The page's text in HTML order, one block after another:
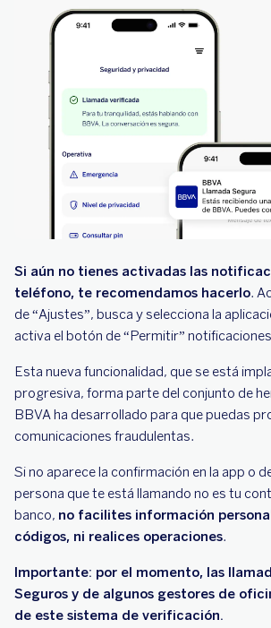
Si aún no tienes activadas las
teléfono, te recomendamos hacerlo.
de “Ajustes”, busca y selecciona la
activa el botón de “Permitir”
Esta nueva funcionalidad, que se está
progresiva, forma parte del conjunto de
BBVA ha desarrollado para que puedas
comunicaciones fraudulentas.
Si no aparece la confirmación en la app o
persona que te está llamando no es tu
banco, no facilites información
códigos, ni realices operaciones.
Importante: por el momento, las
Seguros y de algunos gestores de
de este sistema de verificación.